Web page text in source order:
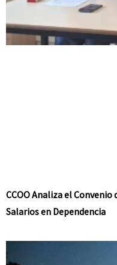
CCOO Analiza el
Salarios en Dependencia